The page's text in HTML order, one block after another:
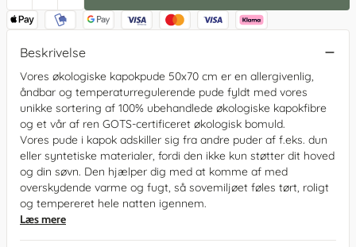
Beskrivelse
Vores økologiske kapokpude 50x70 cm er en allergivenlig,
åndbar og temperaturregulerende pude fyldt med vores
unikke sortering af 100% ubehandlede økologiske kapokfibre
og et vår af ren GOTS-certificeret økologisk bomuld.
Vores pude i kapok adskiller sig fra andre puder af f.eks. dun
eller syntetiske materialer, fordi den ikke kun støtter dit hoved
og din søvn. Den hjælper dig med at komme af med
overskydende varme og fugt, så sovemiljøet føles tørt, roligt
og tempereret hele natten igennem.
Læs mere